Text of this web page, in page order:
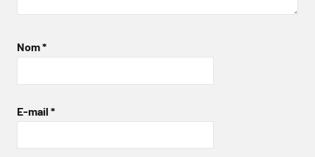
Nom*
E-mail *